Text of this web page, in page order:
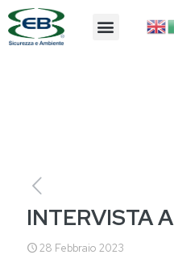
INTERVISTA
28 Febbraio 2023